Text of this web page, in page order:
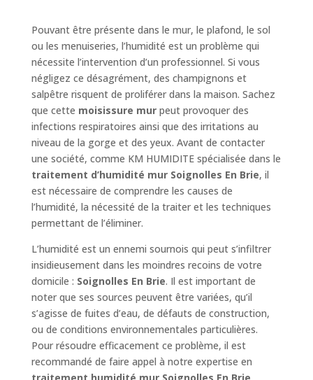
Pouvant être présente dans le mur, le plafond, le sol
ou les menuiseries, l’humidité est un problème qui
nécessite l’intervention d’un professionnel. Si vous
négligez ce désagrément, des champignons et
salpêtre risquent de proliférer dans la maison. Sachez
que cette moisissure murpeut provoquer des
infections respiratoires ainsi que des irritations au
niveau de la gorge et des yeux. Avant de contacter
une société, comme KM HUMIDITE spécialisée dans le
traitement d’humidité mur Soignolles En Brie, il
est nécessaire de comprendre les causes de
l’humidité, la nécessité de la traiter et les techniques
permettant de l’éliminer.
L’humidité est un ennemi sournois qui peut s’infiltrer
insidieusement dans les moindres recoins de votre
domicile : Soignolles En Brie. Il est important de
noter que ses sources peuvent être variées, qu’il
s’agisse de fuites d’eau, de défauts de construction,
ou de conditions environnementales particulières.
Pour résoudre efficacement ce problème, il est
recommandé de faire appel à notre expertise en